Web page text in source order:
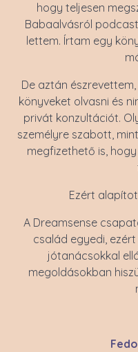
hogy teljesen
Babaalvásról
lettem. Írtam egy
De aztán
könyveket olvasni és
privát konzultációt.
személyre szabott,
megfizethető is,
Ezért
A Dreamsense
család egyedi,
jótanácsokkal
megoldásokban